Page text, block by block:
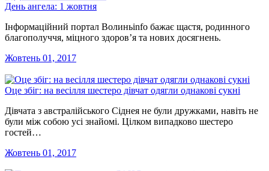
День ангела: 1 жовтня
Інформаційний портал Волиньinfo бажає щастя, родинного
благополуччя, міцного здоров’я та нових досягнень.
Жовтень 01, 2017
Оце збіг: на весілля шестеро дівчат одягли однакові сукні
Дівчата з австралійського Сіднея не були дружками, навіть не
були між собою усі знайомі. Цілком випадково шестеро
гостей…
Жовтень 01, 2017